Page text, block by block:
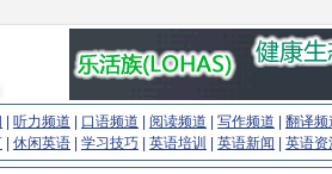
听力频道 口语频道 阅读频道 写作频道
翻译频
休闲英语 学习技巧 英语培训 英语新闻 英语资